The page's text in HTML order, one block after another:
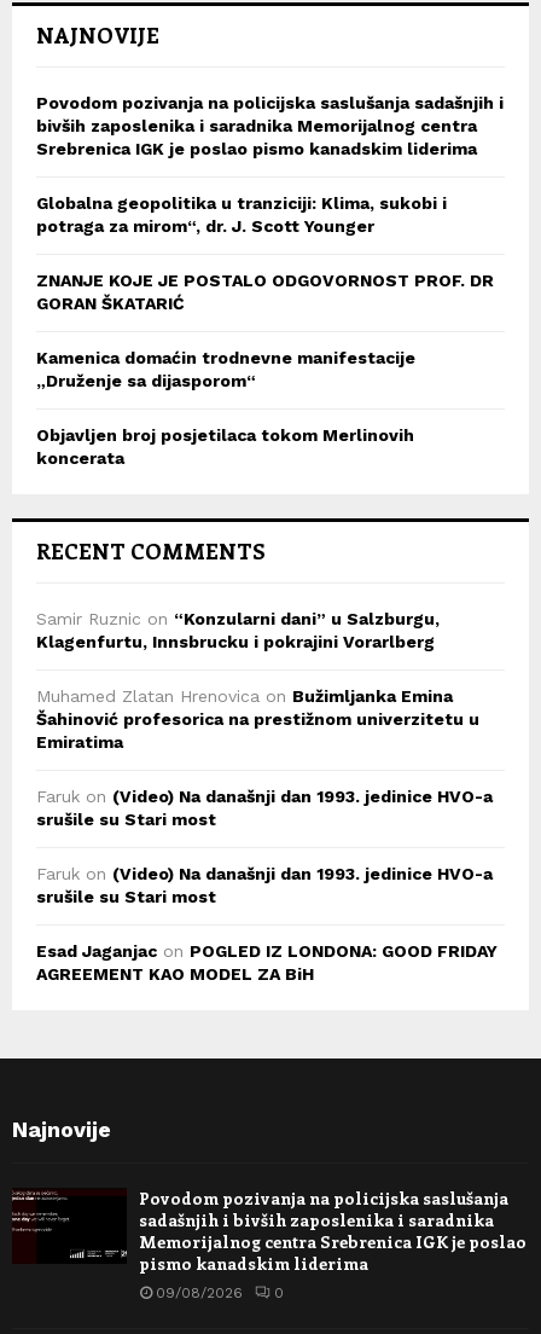
NAJNOVIJE
Povodom pozivanja na policijska saslušanja sadašnjih i
bivših zaposlenika i saradnika Memorijalnog centra
Srebrenica IGK je poslao pismo kanadskim liderima
Globalna geopolitika u tranziciji: Klima, sukobi i
potraga za mirom“, dr. J. Scott Younger
ZNANJE KOJE JE POSTALO ODGOVORNOST PROF. DR
GORAN ŠKATARIĆ
Kamenica domaćin trodnevne manifestacije
„Druženje sa dijasporom“
Objavljen broj posjetilaca tokom Merlinovih
koncerata
RECENT COMMENTS
Samir Ruznic on “Konzularni dani” u Salzburgu,
Klagenfurtu, Innsbrucku i pokrajini Vorarlberg
Muhamed Zlatan Hrenovica on Bužimljanka Emina
Šahinović profesorica na prestižnom univerzitetu u
Emiratima
Faruk on (Video) Na današnji dan 1993. jedinice HVO-a
srušile su Stari most
Faruk on (Video) Na današnji dan 1993. jedinice HVO-a
srušile su Stari most
Esad Jaganjac on POGLED IZ LONDONA: GOOD FRIDAY
AGREEMENT KAO MODEL ZA BiH
Najnovije
Povodom pozivanja na policijska saslušanja
sadašnjih i bivših zaposlenika i saradnika
Memorijalnog centra Srebrenica IGK je poslao
pismo kanadskim liderima
09/08/2026 0